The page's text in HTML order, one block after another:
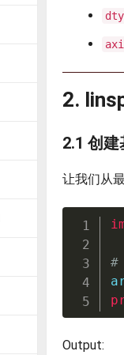
2.
2.1 创
让我们从
#
Output: